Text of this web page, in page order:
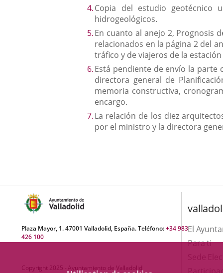
Copia del estudio geotécnico
hidrogeológicos.
En cuanto al anejo 2, Prognosis
relacionados en la página 2 del
tráfico y de viajeros de la
Está pendiente de envío la
directora general de
memoria constructiva,
encargo.
La relación de los diez
por el ministro y la directora
Plaza Mayor, 1. 47001 Valladolid, España. Teléfono:+34 983
426 100
Copyright 2025 - Ayuntamiento de Valladolid
El
Para ti